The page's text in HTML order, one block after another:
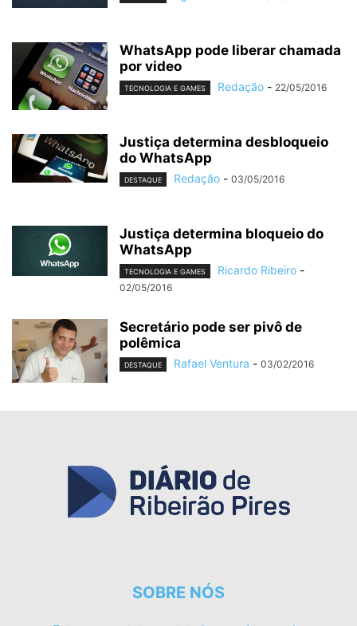
WhatsApp pode liberar chamada
por video
TECNOLOGIA E GAMES Redação - 22/05/2016
Justiça determina desbloqueio
do WhatsApp
DESTAQUE Redação - 03/05/2016
Justiça determina bloqueio do
WhatsApp
TECNOLOGIA E GAMES Ricardo Ribeiro -
02/05/2016
Secretário pode ser pivô de
polêmica
DESTAQUE Rafael Ventura - 03/02/2016
SOBRE NÓS